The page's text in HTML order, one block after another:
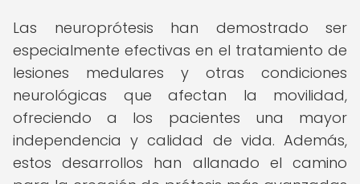
Las neuroprótesis han demostrado ser
especialmente efectivas en el tratamiento de
lesiones medulares y otras condiciones
neurológicas que afectan la movilidad,
ofreciendo a los pacientes una mayor
independencia y calidad de vida. Además,
estos desarrollos han allanado el camino